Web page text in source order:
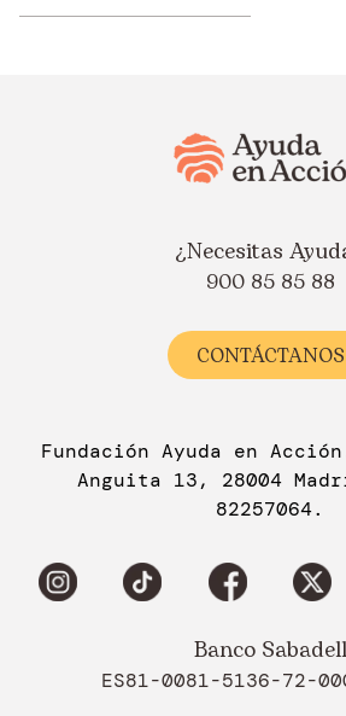
¿Necesitas
900 85 85 88
CONTÁCTANOS
Fundación Ayuda en
Anguita 13, 28004
82257064.
Banco Sabadell
ES81-0081-5136-72-